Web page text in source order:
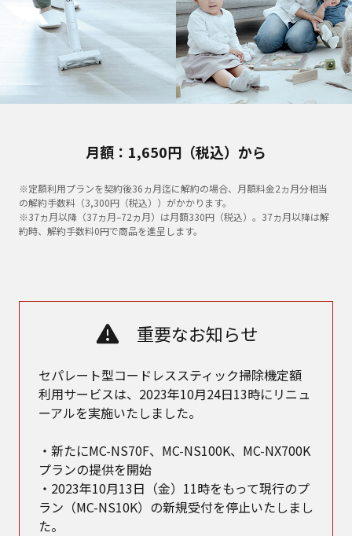
月額：1,650円（税込）から
※定額利用プランを契約後36ヵ月迄に解約の場合、月額料金2ヵ月分相当
の解約手数料（3,300円（税込））がかかります。
※37ヵ月以降（37ヵ月–72ヵ月）は月額330円（税込）。37ヵ月以降は解
約時、解約手数料0円で商品を進呈します。
重要なお知らせ
セパレート型コードレススティック掃除機定額
利用サービスは、2023年10月24日13時にリニュ
ーアルを実施いたしました。
・新たにMC-NS70F、MC-NS100K、MC-NX700K
プランの提供を開始
・2023年10月13日（金）11時をもって現行のプ
ラン（MC-NS10K）の新規受付を停止いたしまし
た。